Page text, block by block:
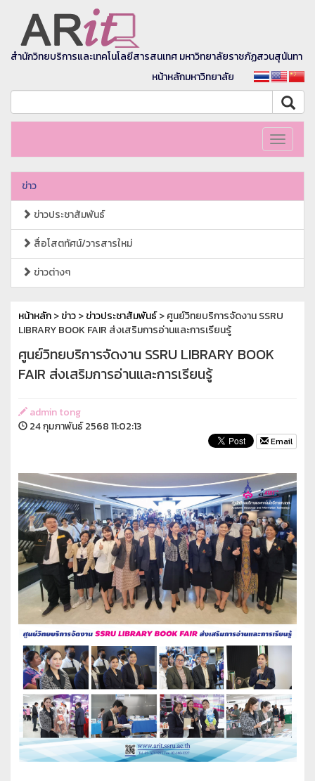
สำนักวิทยบริการและเทคโนโลยีสารสนเทศ มหาวิทยาลัยราชภัฏสวนสุนันทา
หน้าหลักมหาวิทยาลัย
Toggle
ข่าว
ข่าวประชาสัมพันธ์
สื่อโสตทัศน์/วารสารใหม่
ข่าวต่างๆ
หน้าหลัก>ข่าว>ข่าวประชาสัมพันธ์> ศูนย์วิทยบริการจัดงาน SSRU
LIBRARY BOOK FAIR ส่งเสริมการอ่านและการเรียนรู้
ศูนย์วิทยบริการจัดงาน SSRU LIBRARY BOOK
FAIR ส่งเสริมการอ่านและการเรียนรู้
admin tong
24 กุมภาพันธ์ 2568 11:02:13
Email